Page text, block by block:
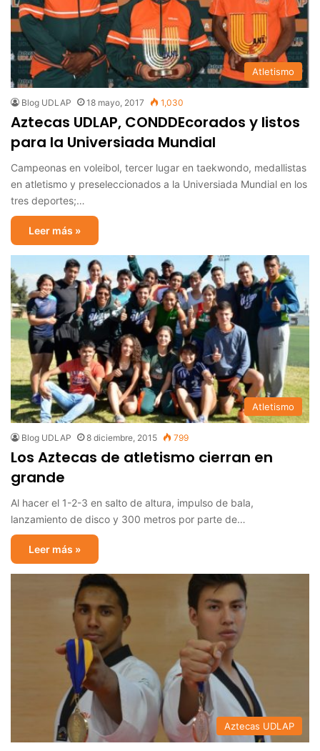
Atletismo
Blog UDLAP 18 mayo, 2017 1,030
Aztecas UDLAP, CONDDEcorados y listos
para la Universiada Mundial
Campeonas en voleibol, tercer lugar en taekwondo, medallistas
en atletismo y preseleccionados a la Universiada Mundial en los
tres deportes;…
Leer más »
Atletismo
Blog UDLAP 8 diciembre, 2015 799
Los Aztecas de atletismo cierran en
grande
Al hacer el 1-2-3 en salto de altura, impulso de bala,
lanzamiento de disco y 300 metros por parte de…
Leer más »
Aztecas UDLAP